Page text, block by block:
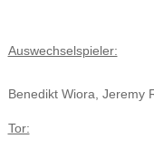
Auswechselspieler:
Benedikt Wiora, Jeremy
Tor: